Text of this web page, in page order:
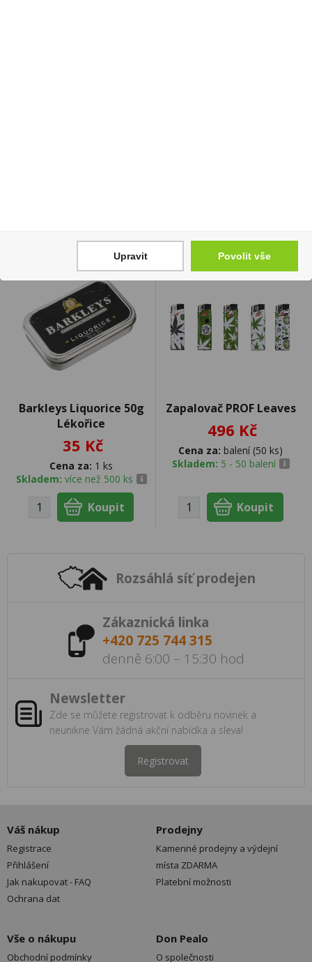
Barkleys Liquorice 50g
Lékořice
35 Kč
Cena za: 1 ks
Skladem: více než 500 ks
Zapalovač PROF Leaves
496 Kč
Cena za: balení (50 ks)
Skladem: 5 - 50 balení
Rozsáhlá síť prodejen
Zákaznická linka
+420 725 744 315
denně 6:00 – 15:30 hod
Newsletter
Zde se můžete registrovat k odběru novinek a
neunikne Vám žádná akční nabídka a sleva!
Registrovat
Váš nákup
Registrace
Přihlášení
Jak nakupovat - FAQ
Ochrana dat
Prodejny
Kamenné prodejny a výdejní
místa ZDARMA
Platební možnosti
Vše o nákupu
Obchodní podmínky
Don Pealo
O společnosti
Upravit Povolit vše